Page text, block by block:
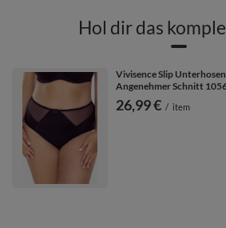
Hol dir das
Vivisence Slip
Angenehmer Schnitt
26,99 € / item